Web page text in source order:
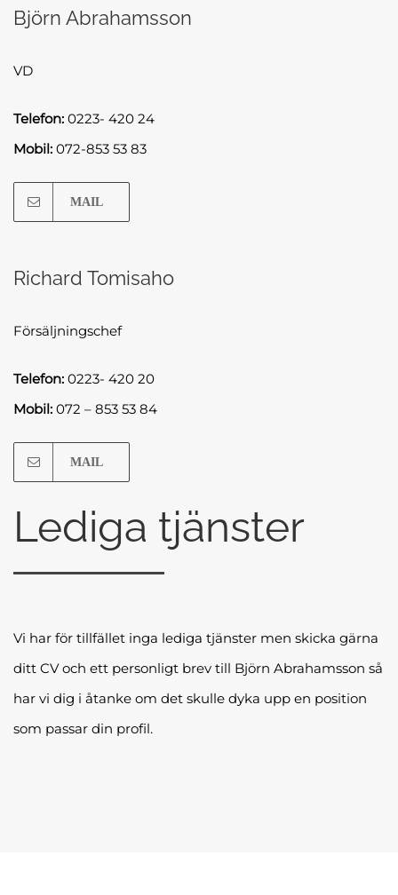
Björn Abrahamsson
VD
Telefon: 0223- 420 24
Mobil: 072-853 53 83
MAIL
Richard Tomisaho
Försäljningschef
Telefon: 0223- 420 20
Mobil: 072 – 853 53 84
MAIL
Lediga tjänster
Vi har för tillfället inga lediga tjänster men skicka gärna
ditt CV och ett personligt brev till Björn Abrahamsson så
har vi dig i åtanke om det skulle dyka upp en position
som passar din profil.